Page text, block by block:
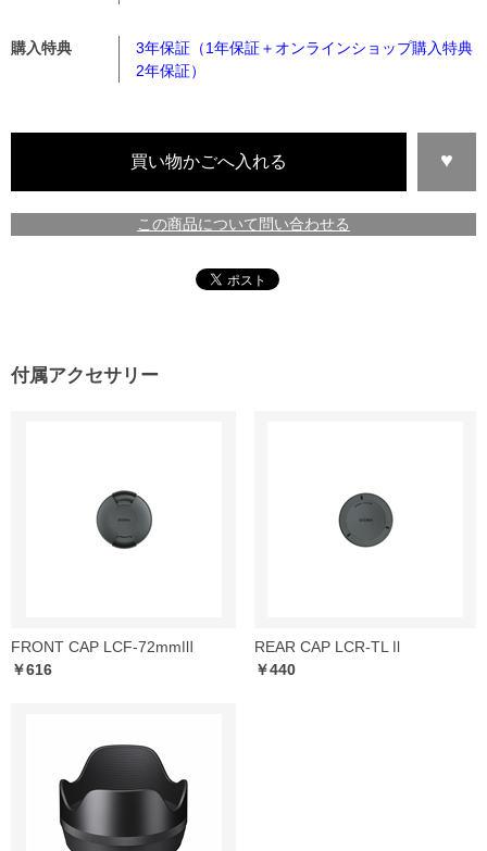
購入特典
3年保証（1年保証＋オンラインショップ購入特典
2年保証）
この商品について問い合わせる
付属アクセサリー
FRONT CAP LCF-72mmⅢ
￥616
REAR CAP LCR-TL Ⅱ
￥440